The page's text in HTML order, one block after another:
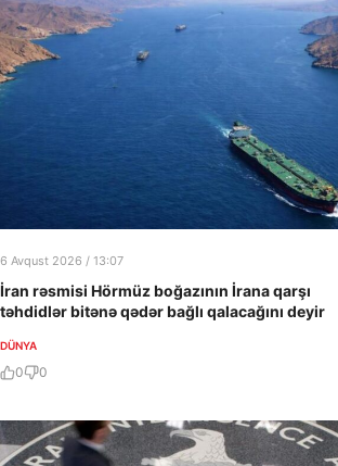
6 Avqust 2026 / 13:07
İran rəsmisi Hörmüz boğazının İrana qarşı
təhdidlər bitənə qədər bağlı qalacağını deyir
DÜNYA
0 0